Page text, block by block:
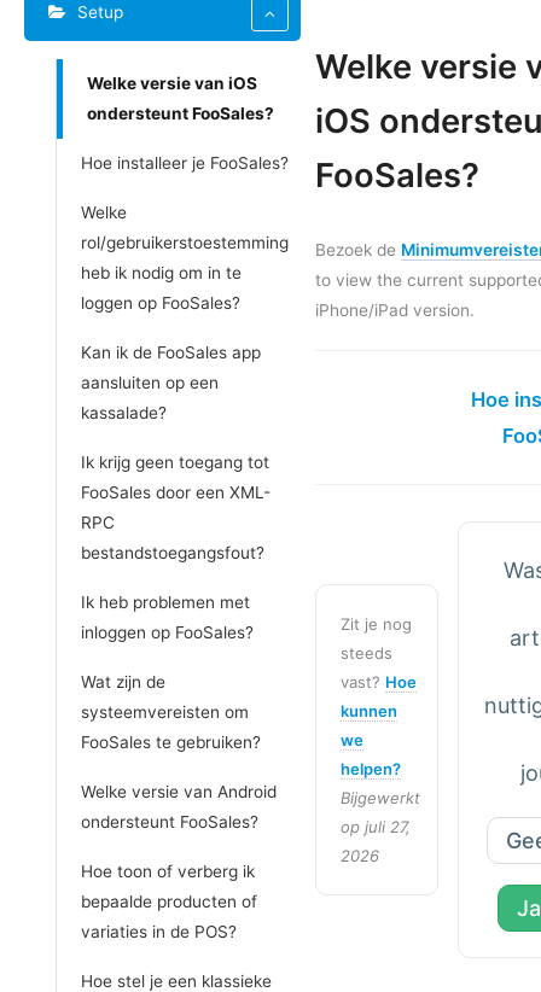
Setup
Welke versie van iOS
ondersteunt FooSales?
Hoe installeer je FooSales?
Welke
rol/gebruikerstoestemming
heb ik nodig om in te
loggen op FooSales?
Kan ik de FooSales app
aansluiten op een
kassalade?
Ik krijg geen toegang tot
FooSales door een XML-
RPC
bestandstoegangsfout?
Ik heb problemen met
inloggen op FooSales?
Wat zijn de
systeemvereisten om
FooSales te gebruiken?
Welke versie van Android
ondersteunt FooSales?
Hoe toon of verberg ik
bepaalde producten of
variaties in de POS?
Hoe stel je een klassieke
Welke versie
iOS
FooSales?
Bezoek de
to view the current
iPhone/iPad version.
navigatie
Hoe
Zit je nog
steeds
vast? Hoe
kunnen
we
helpen?
Bijgewerkt
op juli 27,
2026
Ja